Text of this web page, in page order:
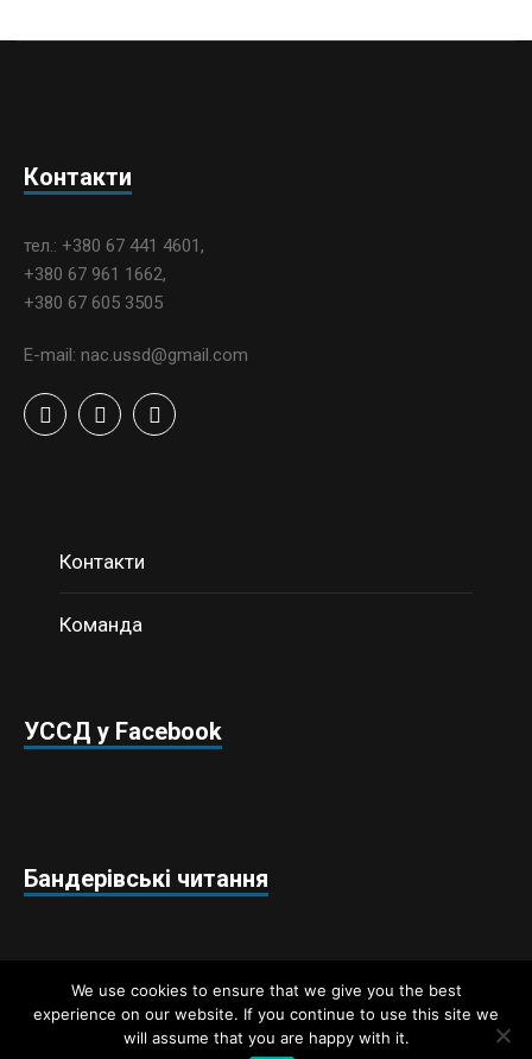
Контакти
тел.: +380 67 441 4601,
+380 67 961 1662,
+380 67 605 3505
E-mail: nac.ussd@gmail.com
Контакти
Команда
УССД у Facebook
Бандерівські читання
Недержавний аналітичний центр «Українські студії
We use cookies to ensure that we give you the best
experience on our website. If you continue to use this site we
will assume that you are happy with it.